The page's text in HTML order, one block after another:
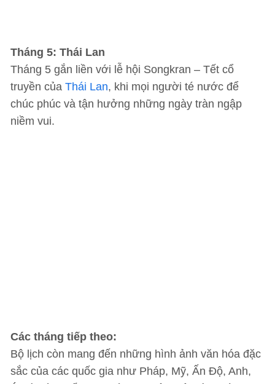
Tháng 5: Thái Lan
Tháng 5 gắn liền với lễ hội Songkran – Tết cổ
truyền của Thái Lan, khi mọi người té nước để
chúc phúc và tận hưởng những ngày tràn ngập
niềm vui.
Các tháng tiếp theo:
Bộ lịch còn mang đến những hình ảnh văn hóa đặc
sắc của các quốc gia như Pháp, Mỹ, Ấn Độ, Anh,